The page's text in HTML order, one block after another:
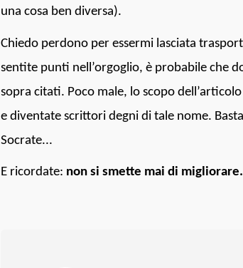
una cosa ben diversa).
Chiedo perdono per essermi lasciata
sentite punti nell’orgoglio, è probabile che
sopra citati. Poco male, lo scopo
e diventate scrittori degni di tale nome.
Socrate...
E ricordate: non si smette mai di migliorare.